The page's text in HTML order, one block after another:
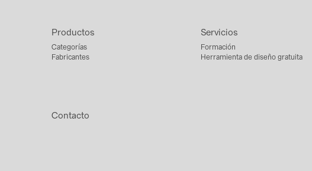
Productos
Categorías
Fabricantes
Servicios
Formación
Herramienta de diseño gratuita
Contacto